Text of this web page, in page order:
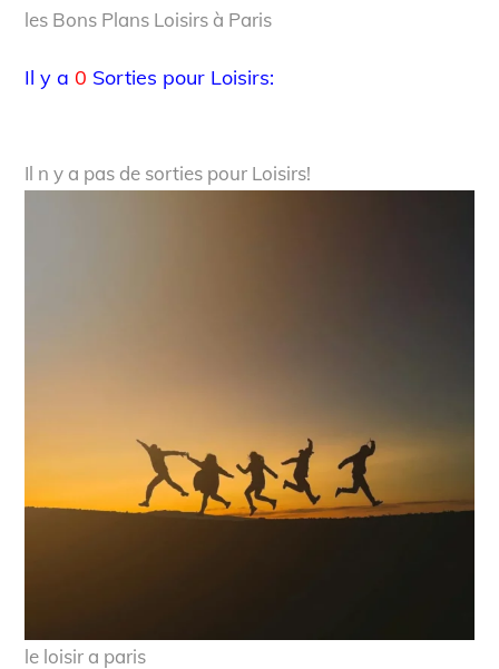
les Bons Plans Loisirs à Paris
Il y a 0 Sorties pour Loisirs:
Il n y a pas de sorties pour Loisirs!
le loisir a paris